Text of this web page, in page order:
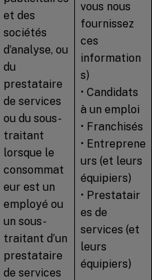
et des
sociétés
d’analyse, ou
du
prestataire
de services
ou du sous-
traitant
lorsque le
consommat
eur est un
employé ou
un sous-
traitant d’un
prestataire
de services
vous nous
fournissez
ces
information
s)
• Candidats
à un emploi
• Franchisés
• Entreprene
urs (et leurs
équipiers)
• Prestatair
es de
services (et
leurs
équipiers)